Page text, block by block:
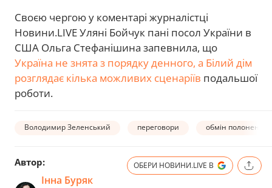
Своєю чергою у коментарі журналістці
Новини.LIVE Уляні Бойчук пані посол України в
США Ольга Стефанішина запевнила, що
Україна не знята з порядку денного, а Білий дім
розглядає кілька можливих сценаріїв подальшої
роботи.
Володимир Зеленський переговори обмін
Автор:
Інна Буряк
ОБЕРИ НОВИНИ.LIVE В